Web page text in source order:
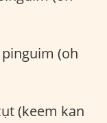
(oh
(keem kan